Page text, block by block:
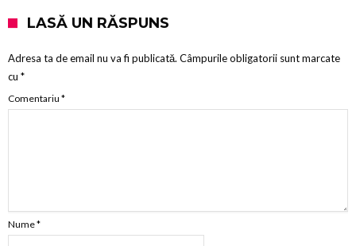
LASĂ UN RĂSPUNS
Adresa ta de email nu va fi publicată. Câmpurile obligatorii sunt marcate
cu *
Comentariu *
Nume*